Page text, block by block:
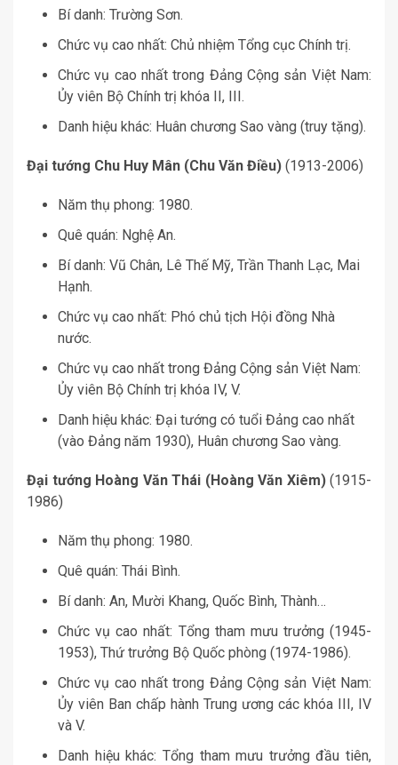
Bí danh: Trường Sơn.
Chức vụ cao nhất: Chủ nhiệm Tổng cục Chính trị.
Chức vụ cao nhất trong Đảng Cộng sản Việt Nam:
Ủy viên Bộ Chính trị khóa II, III.
Danh hiệu khác: Huân chương Sao vàng (truy tặng).
Đại tướng Chu Huy Mân (Chu Văn Điều) (1913-2006)
Năm thụ phong: 1980.
Quê quán: Nghệ An.
Bí danh: Vũ Chân, Lê Thế Mỹ, Trần Thanh Lạc, Mai
Hạnh.
Chức vụ cao nhất: Phó chủ tịch Hội đồng Nhà
nước.
Chức vụ cao nhất trong Đảng Cộng sản Việt Nam:
Ủy viên Bộ Chính trị khóa IV, V.
Danh hiệu khác: Đại tướng có tuổi Đảng cao nhất
(vào Đảng năm 1930), Huân chương Sao vàng.
Đại tướng Hoàng Văn Thái (Hoàng Văn Xiêm)(1915-
1986)
Năm thụ phong: 1980.
Quê quán: Thái Bình.
Bí danh: An, Mười Khang, Quốc Bình, Thành…
Chức vụ cao nhất: Tổng tham mưu trưởng (1945-
1953), Thứ trưởng Bộ Quốc phòng (1974-1986).
Chức vụ cao nhất trong Đảng Cộng sản Việt Nam:
Ủy viên Ban chấp hành Trung ương các khóa III, IV
và V.
Danh hiệu khác: Tổng tham mưu trưởng đầu tiên,